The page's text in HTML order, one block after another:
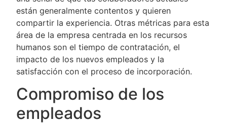
están generalmente contentos y quieren
compartir la experiencia. Otras métricas para esta
área de la empresa centrada en los recursos
humanos son el tiempo de contratación, el
impacto de los nuevos empleados y la
satisfacción con el proceso de incorporación.
Compromiso de los
empleados